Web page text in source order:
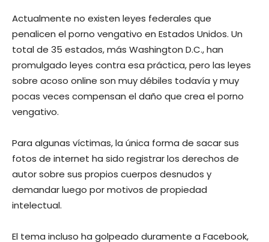
Actualmente no existen leyes federales que
penalicen el porno vengativo en Estados Unidos. Un
total de 35 estados, más Washington D.C., han
promulgado leyes contra esa práctica, pero las leyes
sobre acoso online son muy débiles todavía y muy
pocas veces compensan el daño que crea el porno
vengativo.
Para algunas víctimas, la única forma de sacar sus
fotos de internet ha sido registrar los derechos de
autor sobre sus propios cuerpos desnudos y
demandar luego por motivos de propiedad
intelectual.
El tema incluso ha golpeado duramente a Facebook,